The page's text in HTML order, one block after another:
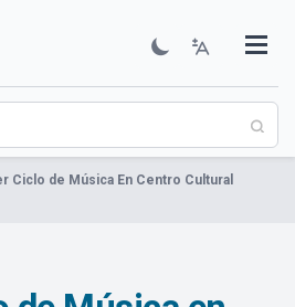
Ciclo de Música En Centro Cultural